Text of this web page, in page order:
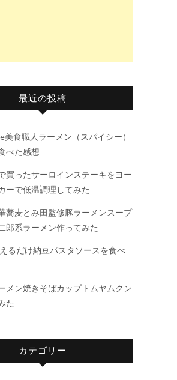
最近の投稿
食職人ラーメン（スパイシー）
べた感想
買ったサーロインステーキをヨー
ーで低温調理してみた
麦とみ田監修豚ラーメンスープ
郎系ラーメン作ってみた
るだけ納豆パスタソースを食べ
ン焼きそばカップトムヤムクン
た
カテゴリー